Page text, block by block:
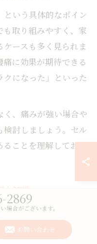
いう具体的なポイン
も取り組みやすく、家
ースも多く見られま
に効果が期待できる
になった」といった
、痛みが強い場合や
討しましょう。セル
ることを理解しておく
由解説
な理由は、日常的な
ントに解消できる点
重さやだるさは筋肉
2869
場合がございます。
お問い合わせ